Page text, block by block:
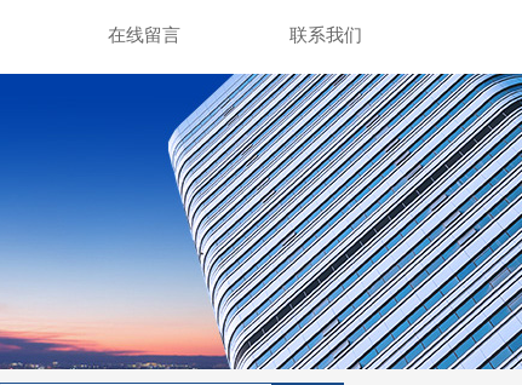
在线留言 联系我们